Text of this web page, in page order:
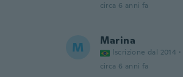
circa 6 anni fa
M Marina
Iscrizione dal 2014 ·
circa 6 anni fa